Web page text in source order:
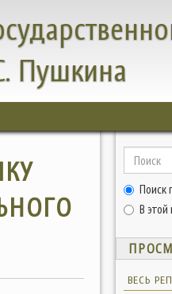
Пушкина
Поиск
В этой
ВЕСЬ